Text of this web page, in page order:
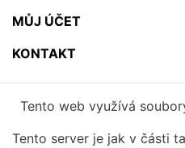
MŮJ ÚČET
KONTAKT
Tento web využívá
Tento server je jak v části